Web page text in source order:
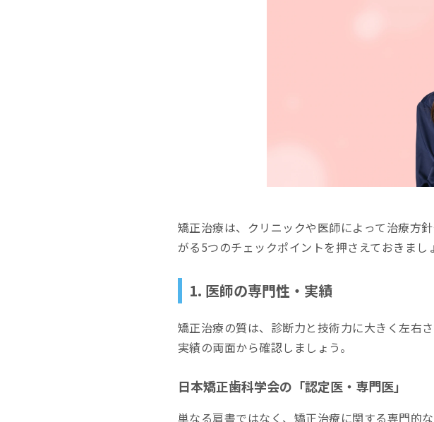
郊外・地方（車での通院が主となる地域
矯正治療は、クリニックや医師によって治療方
がる5つのチェックポイントを押さえておきまし
1. 医師の専門性・実績
矯正治療の質は、診断力と技術力に大きく左右
実績の両面から確認しましょう。
日本矯正歯科学会の「認定医・専門医」
単なる肩書ではなく、矯正治療に関する専門的